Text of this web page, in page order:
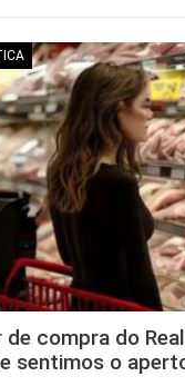
de compra do
sentimos o